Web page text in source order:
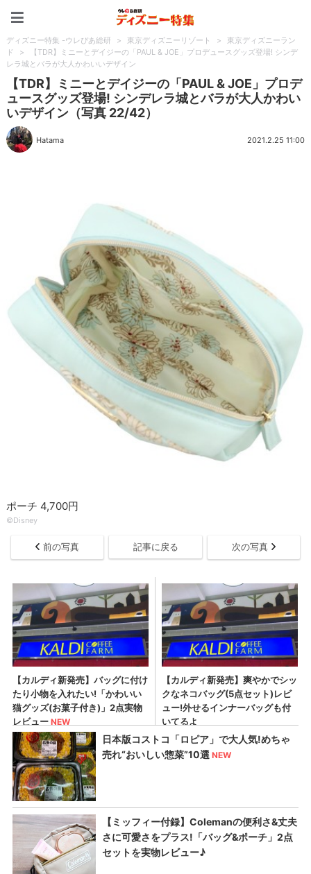
ディズニー特集 -ウレぴあ総研 > 東京ディズニーリゾート >
東京ディズニーラン
ド
>
【TDR】ミニーとデイジーの「PAUL & JOE」プロデュースグッズ登場! シンデ
レラ城とバラが大人かわいいデザイン
【TDR】ミニーとデイジーの「PAUL & JOE」プロデ
ュースグッズ登場! シンデレラ城とバラが大人かわい
いデザイン（写真 22/42）
Hatama 2021.2.25 11:00
ポーチ 4,700円
©Disney
前の写真 記事に戻る 次の写真